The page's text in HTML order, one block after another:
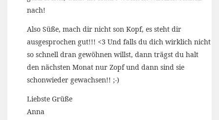
nach!
Also Süße, mach dir nicht son Kopf, es steht dir
ausgesprochen gut!!! <3 Und falls du dich wirklich nicht
so schnell dran gewöhnen willst, dann trägst du halt
den nächsten Monat nur Zopf und dann sind sie
schonwieder gewachsen!! ;-)
Liebste Grüße
Anna